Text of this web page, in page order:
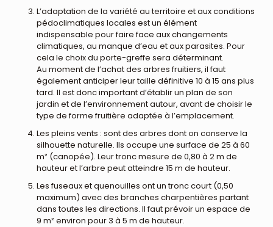
L’adaptation de la variété au territoire et aux conditions
pédoclimatiques locales est un élément
indispensable pour faire face aux changements
climatiques, au manque d’eau et aux parasites. Pour
cela le choix du porte-greffe sera déterminant.
Au moment de l’achat des arbres fruitiers, il faut
également anticiper leur taille définitive 10 à 15 ans plus
tard. Il est donc important d’établir un plan de son
jardin et de l’environnement autour, avant de choisir le
type de forme fruitière adaptée à l’emplacement.
Les pleins vents : sont des arbres dont on conserve la
silhouette naturelle. Ils occupe une surface de 25 à 60
m² (canopée). Leur tronc mesure de 0,80 à 2 m de
hauteur et l’arbre peut atteindre 15 m de hauteur.
Les fuseaux et quenouilles ont un tronc court (0,50
maximum) avec des branches charpentières partant
dans toutes les directions. Il faut prévoir un espace de
9 m² environ pour 3 à 5 m de hauteur.